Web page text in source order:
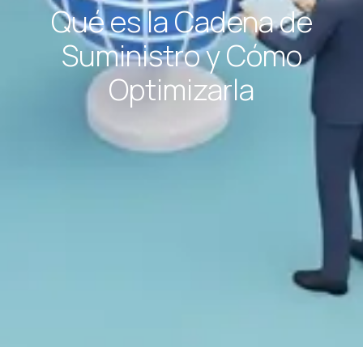
Qué es la Cadena de
Suministro y Cómo
Optimizarla